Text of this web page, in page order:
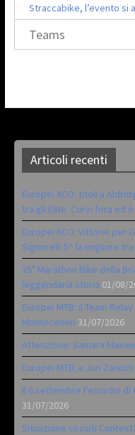
Straccabike, l’evento si
Teams
Articoli recenti
Europei XCO: titoli a
tra gli Elite. Corvi fora ed è
Europei XCO: vittorie per
Signorelli 5^ la migliore
35ª Marathon Bike della
leggendaria storia 01/08/
Europei MTB: il Team
Monteceneri 31/07/2026
Attenzione: Samara
Europei MTB: a Juri Zanotti
Il 6 settembre l’esordio di
31/07/2026
Situazione circuiti